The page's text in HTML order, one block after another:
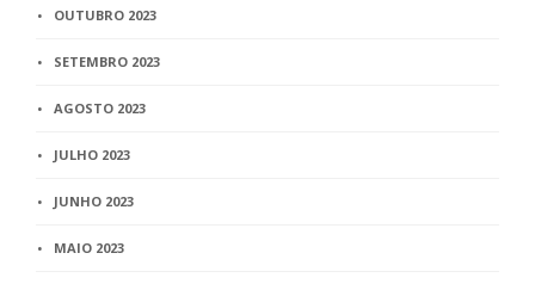
OUTUBRO 2023
SETEMBRO 2023
AGOSTO 2023
JULHO 2023
JUNHO 2023
MAIO 2023